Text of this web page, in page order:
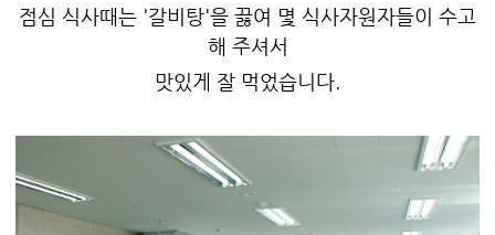
점심 식사때는 '갈비탕'을 끓여 몇 식사자원자들이 수고
해 주셔서
맛있게 잘 먹었습니다.